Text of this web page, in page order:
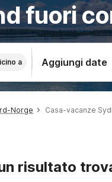
fuori
a Aggiungi date
Norge Casa-vacanze
risultato